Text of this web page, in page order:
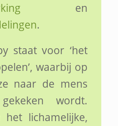
en
.
staat voor ‘het
waarbij op
naar de mens
wordt.
lichamelijke,